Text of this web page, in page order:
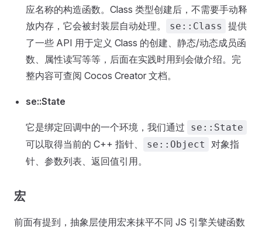
应名称的构造函数。Class 类型创建后，不需要手动释
放内存，它会被封装层自动处理。
se::Class
提供
了一些 API 用于定义 Class 的创建、静态/动态成员函
数、属性读写等等，后面在实践时用到会做介绍。完
整内容可查阅 Cocos Creator 文档。
se::State
它是绑定回调中的一个环境，我们通过 se::State
可以取得当前的 C++ 指针、 se::Object
对象指
针、参数列表、返回值引用。
宏
前面有提到，抽象层使用宏来抹平不同 JS 引擎关键函数